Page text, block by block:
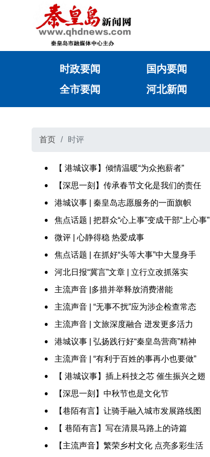
时政要闻 国内要闻
全市要闻
河北新闻
首页 时评
【 港城议事】倾情温暖“为众抱薪者”
【深思一刻】传承春节文化是我们的责任
​港城议事 | 秦皇岛志愿服务的一面旗帜
​焦点话题 | 把群众“心上事”变成干部“上心事”
​微评 | 心静得稳 热爱成事
焦点话题 | 在抓好“头等大事”中大显身手
河北日报“冀言”文章 | 立行立改抓落实
主流声音 |多措并举释放消费潜能
主流声音 | “无事不扰”应为涉企检查常态
主流声音 | 文旅深度融合 迸发更多活力
港城议事 | 弘扬践行好“秦皇岛营商”精神
主流声音 | “有利于百姓的事再小也要做”
【 港城议事】插上科技之芯 催生振兴之翅
【深思一刻】中秋节也是文化节
【巷陌有言】让骑手融入城市发展路线图
【 巷陌有言】写在清晨马路上的诗篇
【主流声音】繁荣乡村文化 点亮多彩生活